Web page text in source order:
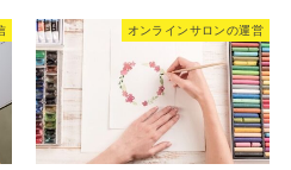
オンラインサロンの運営